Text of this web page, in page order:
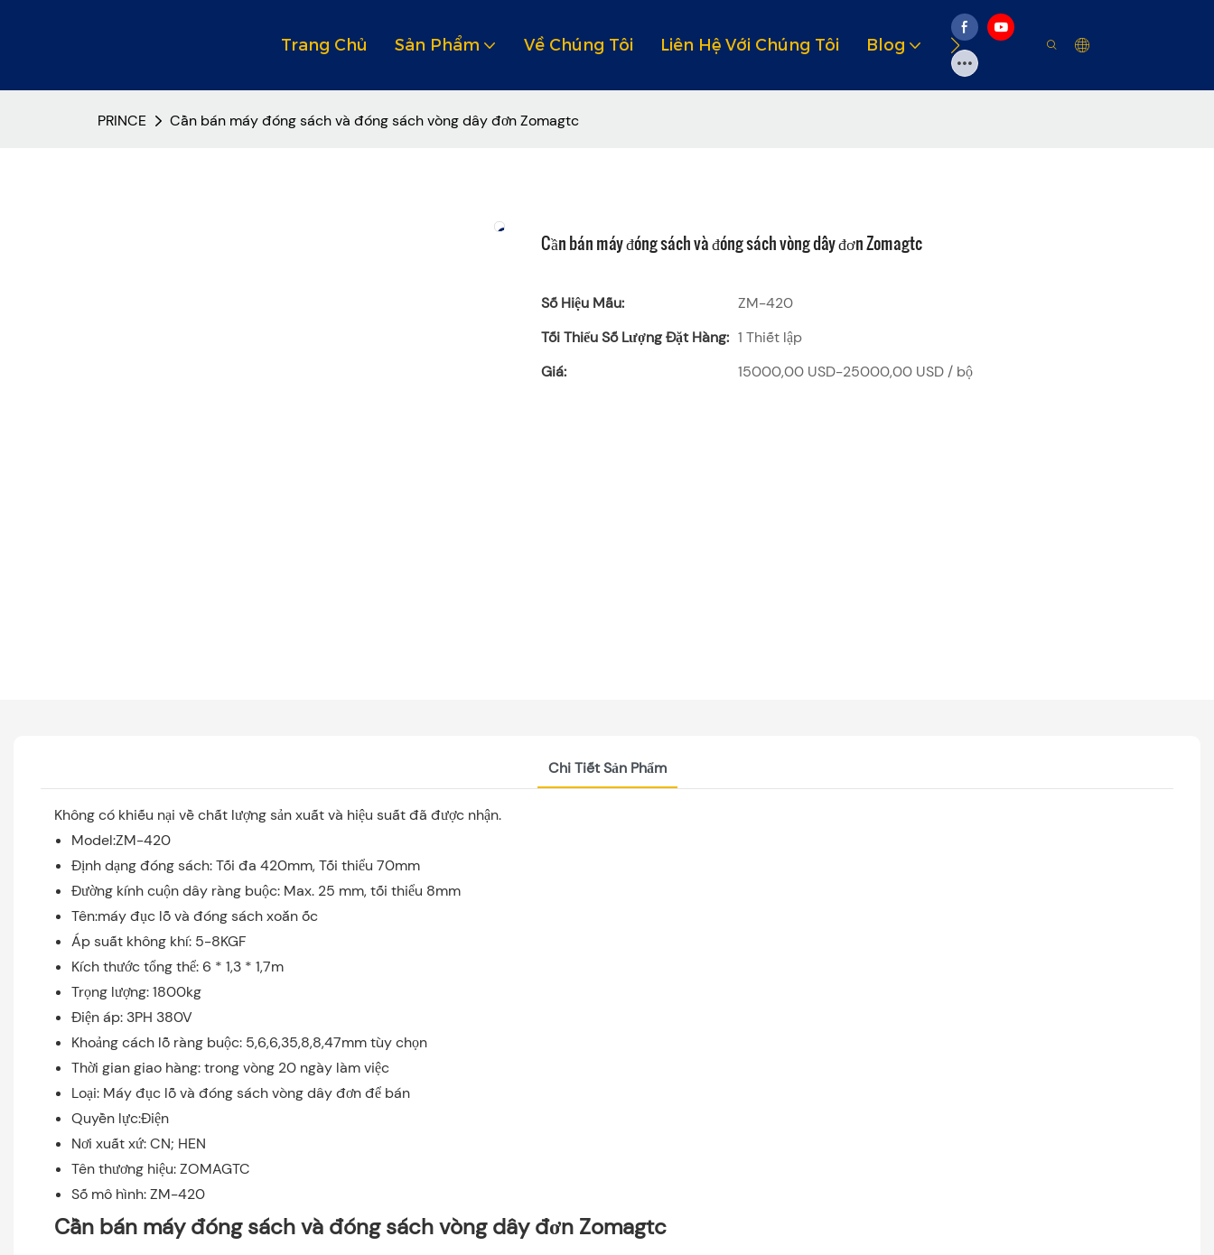
Trang Chủ Sản Phẩm Về Chúng Tôi Liên Hệ Với Chúng Tôi Blog Video Giải Pháp
PRINCE Cần bán máy đóng sách và đóng sách vòng dây đơn Zomagtc
Cần bán máy đóng sách và đóng sách vòng dây đơn Zomagtc
Số Hiệu Mẫu:
ZM-420
Tối Thiểu Số Lượng Đặt Hàng: 1 Thiết lập
Giá:
15000,00 USD-25000,00 USD / bộ
Chi Tiết Sản Phẩm
Không có khiếu nại về chất lượng sản xuất và hiệu suất đã được nhận.
Model:ZM-420
Định dạng đóng sách: Tối đa 420mm, Tối thiểu 70mm
Đường kính cuộn dây ràng buộc: Max. 25 mm, tối thiểu 8mm
Tên:máy đục lỗ và đóng sách xoắn ốc
Áp suất không khí: 5-8KGF
Kích thước tổng thể: 6 * 1,3 * 1,7m
Trọng lượng: 1800kg
Điện áp: 3PH 380V
Khoảng cách lỗ ràng buộc: 5,6,6,35,8,8,47mm tùy chọn
Thời gian giao hàng: trong vòng 20 ngày làm việc
Loại: Máy đục lỗ và đóng sách vòng dây đơn để bán
Quyền lực:Điện
Nơi xuất xứ: CN; HEN
Tên thương hiệu: ZOMAGTC
Số mô hình: ZM-420
Cần bán máy đóng sách và đóng sách vòng dây đơn Zomagtc